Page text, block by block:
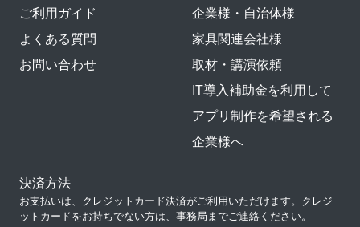
ご利用ガイド
よくある質問
お問い合わせ
企業様・自治体様
家具関連会社様
取材・講演依頼
IT導入補助金を利用して
アプリ制作を希望される
企業様へ
決済方法
お支払いは、クレジットカード決済がご利用いただけます。クレジ
ットカードをお持ちでない方は、事務局までご連絡ください。